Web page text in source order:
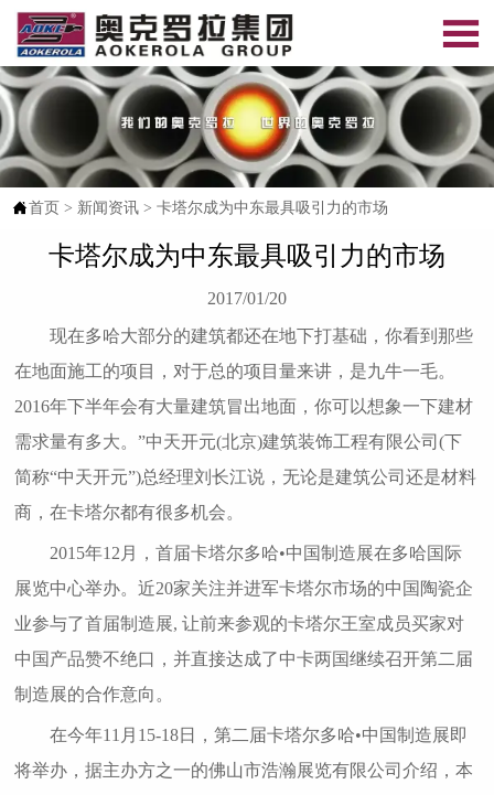

首页 > 新闻资讯 > 卡塔尔成为中东最具吸引力的市场
卡塔尔成为中东最具吸引力的市场
2017/01/20
现在多哈大部分的建筑都还在地下打基础，你看到那些
在地面施工的项目，对于总的项目量来讲，是九牛一毛。
2016年下半年会有大量建筑冒出地面，你可以想象一下建材
需求量有多大。”中天开元(北京)建筑装饰工程有限公司(下
简称“中天开元”)总经理刘长江说，无论是建筑公司还是材料
商，在卡塔尔都有很多机会。
2015年12月，首届卡塔尔多哈•中国制造展在多哈国际
展览中心举办。近20家关注并进军卡塔尔市场的中国陶瓷企
业参与了首届制造展, 让前来参观的卡塔尔王室成员买家对
中国产品赞不绝口，并直接达成了中卡两国继续召开第二届
制造展的合作意向。
在今年11月15-18日，第二届卡塔尔多哈•中国制造展即
将举办，据主办方之一的佛山市浩瀚展览有限公司介绍，本